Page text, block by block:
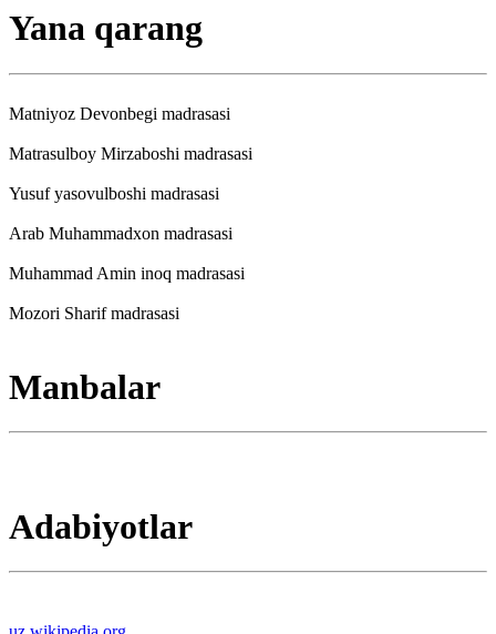
Yana qarang
Matniyoz Devonbegi madrasasi
Matrasulboy Mirzaboshi madrasasi
Yusuf yasovulboshi madrasasi
Arab Muhammadxon madrasasi
Muhammad Amin inoq madrasasi
Mozori Sharif madrasasi
Manbalar
Adabiyotlar